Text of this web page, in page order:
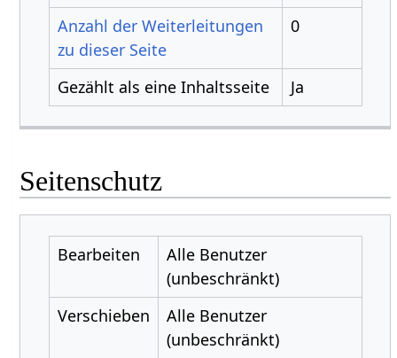
Anzahl der Weiterleitungen
zu dieser Seite
0
Gezählt als eine Inhaltsseite Ja
Seitenschutz
Bearbeiten
Alle Benutzer
(unbeschränkt)
Verschieben
Alle Benutzer
(unbeschränkt)